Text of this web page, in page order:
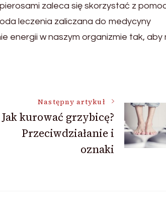
zaleca się skorzystać z
leczenia zaliczana do medycyny
energii w naszym organizmie tak, aby
Następny artykuł
Jak kurować grzybicę?
Przeciwdziałanie i
oznaki